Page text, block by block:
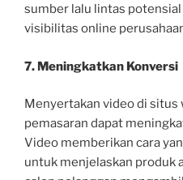
sumber lalu lintas
visibilitas online
7. Meningkatkan Konversi
Menyertakan video di situs
pemasaran dapat
Video memberikan cara
untuk menjelaskan produk